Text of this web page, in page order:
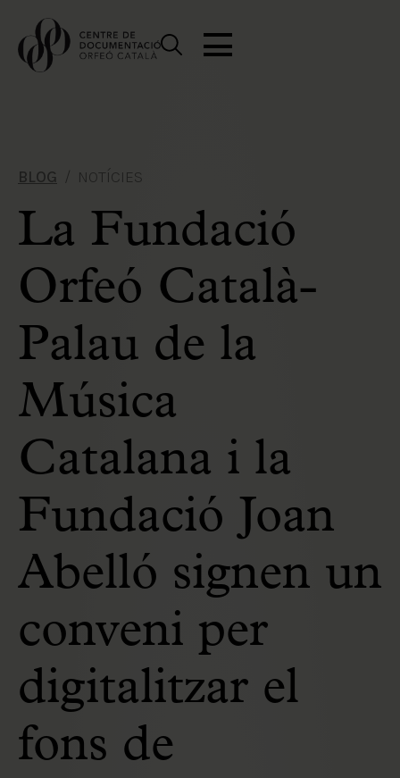
BLOG NOTÍCIES
La Fundació
Orfeó Català-
Palau de la
Música
Catalana i la
Fundació Joan
Abelló signen un
conveni per
digitalitzar el
fons de